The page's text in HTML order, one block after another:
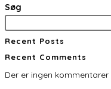
Søg
Recent Posts
Recent Comments
Der er ingen kommentarer